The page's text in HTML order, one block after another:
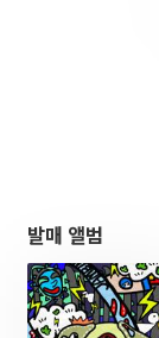
발매 앨범